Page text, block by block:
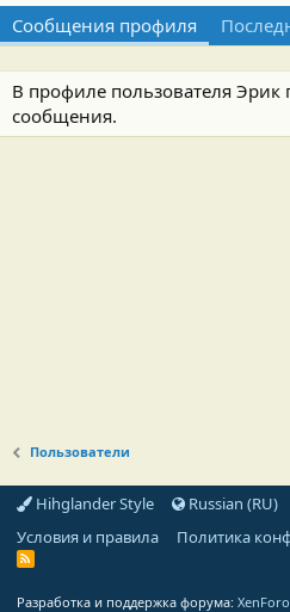
Сообщения профиля
В профиле пользователя Эрик
сообщения.
Пользователи
Hihglander Style
Russian (RU)
Условия и правила
Политика
R
Разработка и поддержка форума: